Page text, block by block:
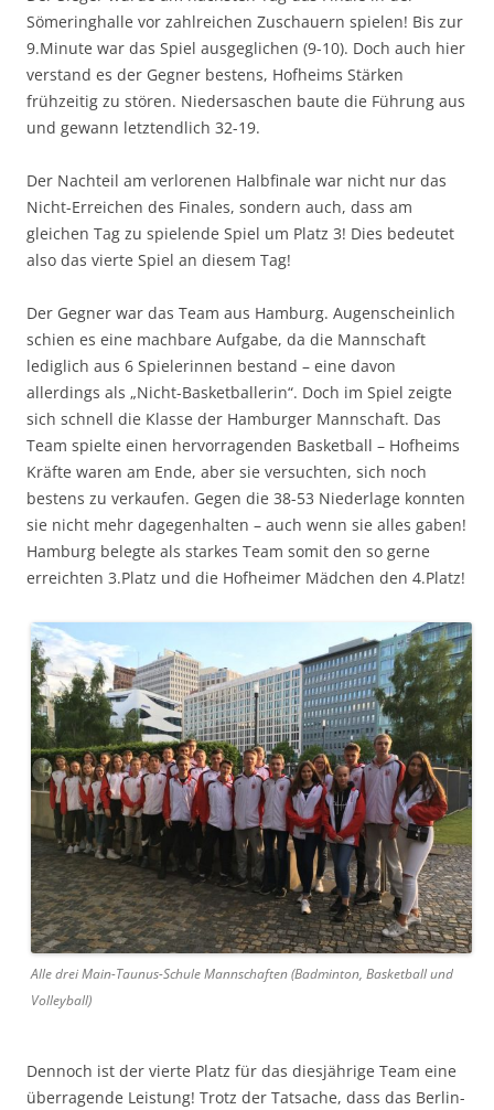
Sömeringhalle vor zahlreichen Zuschauern spielen! Bis zur
9.Minute war das Spiel ausgeglichen (9-10). Doch auch hier
verstand es der Gegner bestens, Hofheims Stärken
frühzeitig zu stören. Niedersaschen baute die Führung aus
und gewann letztendlich 32-19.
Der Nachteil am verlorenen Halbfinale war nicht nur das
Nicht-Erreichen des Finales, sondern auch, dass am
gleichen Tag zu spielende Spiel um Platz 3! Dies bedeutet
also das vierte Spiel an diesem Tag!
Der Gegner war das Team aus Hamburg. Augenscheinlich
schien es eine machbare Aufgabe, da die Mannschaft
lediglich aus 6 Spielerinnen bestand – eine davon
allerdings als „Nicht-Basketballerin“. Doch im Spiel zeigte
sich schnell die Klasse der Hamburger Mannschaft. Das
Team spielte einen hervorragenden Basketball – Hofheims
Kräfte waren am Ende, aber sie versuchten, sich noch
bestens zu verkaufen. Gegen die 38-53 Niederlage konnten
sie nicht mehr dagegenhalten – auch wenn sie alles gaben!
Hamburg belegte als starkes Team somit den so gerne
erreichten 3.Platz und die Hofheimer Mädchen den 4.Platz!
Alle drei Main-Taunus-Schule Mannschaften (Badminton, Basketball und
Volleyball)
Dennoch ist der vierte Platz für das diesjährige Team eine
überragende Leistung! Trotz der Tatsache, dass das Berlin-